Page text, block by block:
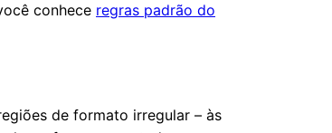
conhece regras padrão do
de formato irregular – às